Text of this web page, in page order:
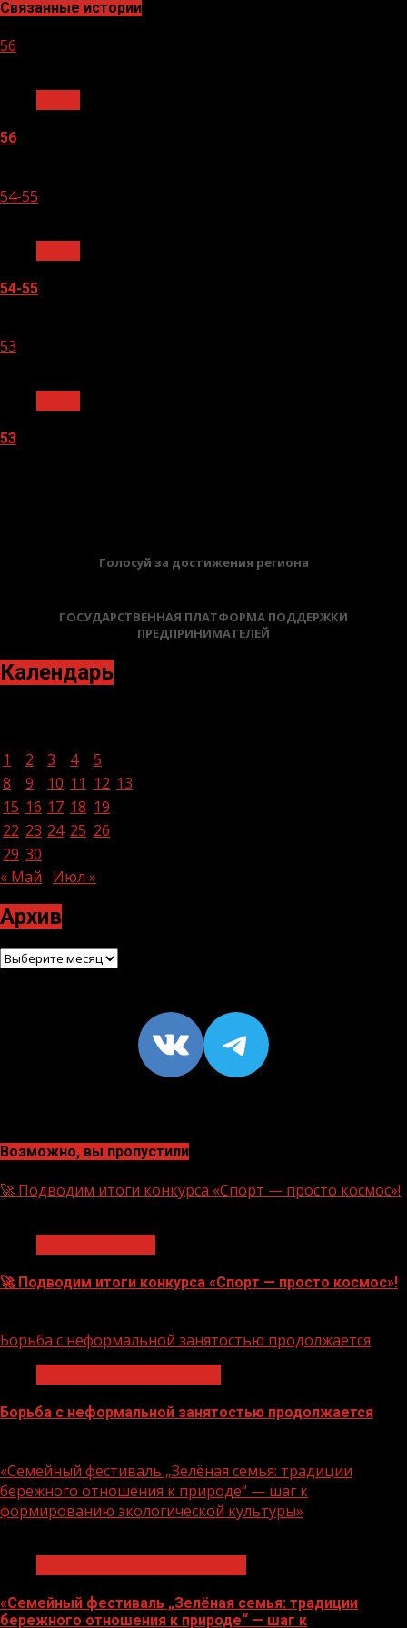
Связанные истории
56
56
54-55
54-55
53
53
Голосуй за достижения региона
ГОСУДАРСТВЕННАЯ ПЛАТФОРМА ПОДДЕРЖКИ
ПРЕДПРИНИМАТЕЛЕЙ
Календарь
1
2 3 4 5
8
9 10 11 12 13
15 16 17 18 19
22 23 24 25 26
29 30
« Май
Июл »
Архив
Архив
VK https://
Возможно, вы пропустили
🚀 Подводим итоги конкурса «Спорт — просто космос»!
🚀 Подводим итоги конкурса «Спорт — просто космос»!
Борьба с неформальной занятостью продолжается
Борьба с неформальной занятостью продолжается
«Семейный фестиваль „Зелёная семья: традиции
бережного отношения к природе“ — шаг к
формированию экологической культуры»
«Семейный фестиваль „Зелёная семья: традиции
бережного отношения к природе“ — шаг к